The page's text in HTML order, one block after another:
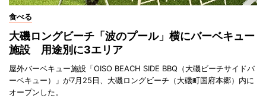
食べる
大磯ロングビーチ「波のプール」横にバーベキュー
施設 用途別に3エリア
屋外バーベキュー施設「OISO BEACH SIDE BBQ（大磯ビーチサイドバ
ーベキュー）」が7月25日、大磯ロングビーチ（大磯町国府本郷）内に
オープンした。